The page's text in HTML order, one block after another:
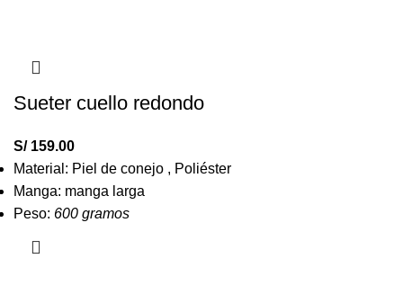
Sueter cuello redondo
S/159.00
Material: Piel de conejo , Poliéster
Manga: manga larga
Peso: 600 gramos